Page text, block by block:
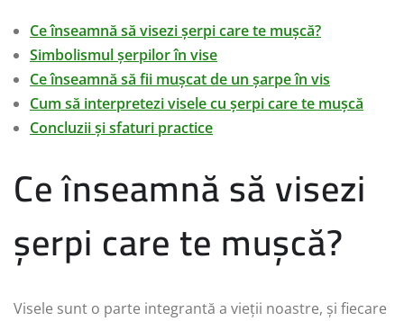
Ce înseamnă să visezi șerpi care te mușcă?
Simbolismul șerpilor în vise
Ce înseamnă să fii mușcat de un șarpe în vis
Cum să interpretezi visele cu șerpi care te mușcă
Concluzii și sfaturi practice
Ce înseamnă să visezi
șerpi care te mușcă?
Visele sunt o parte integrantă a vieții noastre, și fiecare